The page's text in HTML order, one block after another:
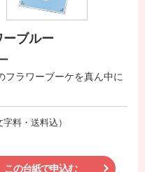
ーブルー
フラワーブーケを真ん中に
字料・送料込）
この台紙で申込む